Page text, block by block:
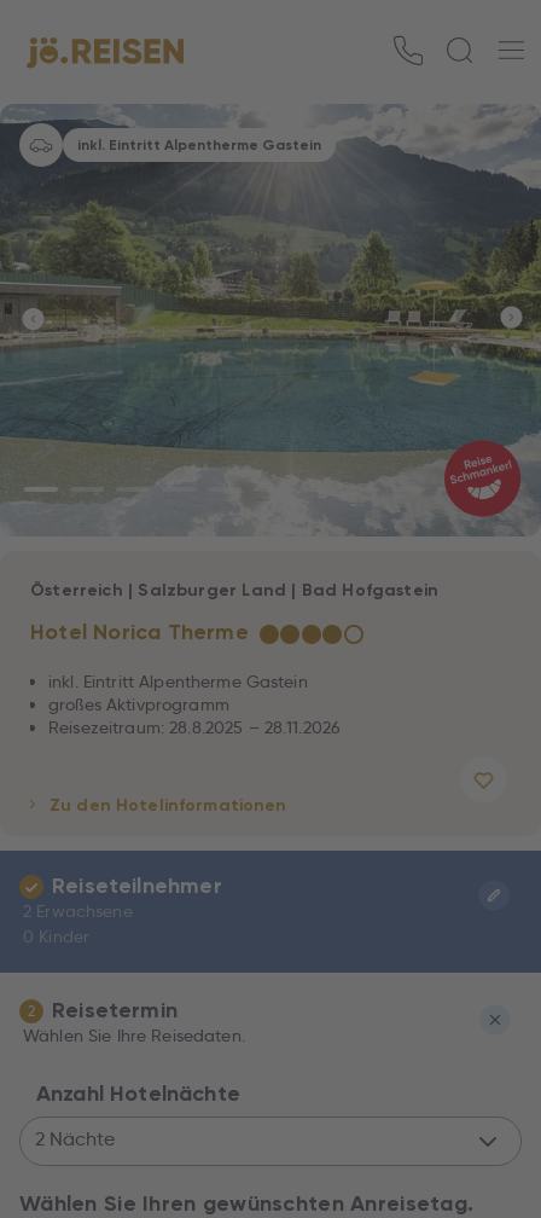
inkl. Eintritt Alpentherme Gastein
Hotel Norica Therme ★★★★☆
Österreich | Salzburger Land | Bad Hofgastein
inkl. Eintritt Alpentherme Gastein
großes Aktivprogramm
Reisezeitraum: 28.8.2025 – 28.11.2026
Zu den Hotelinformationen
Reiseteilnehmer
2 Erwachsene
0 Kinder
2 Reisetermin
Wählen Sie Ihre Reisedaten.
Anzahl Hotelnächte
2 Nächte
Wählen Sie Ihren gewünschten Anreisetag.